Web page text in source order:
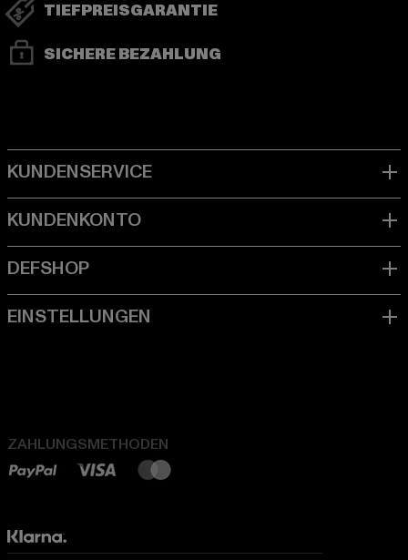
TIEFPREISGARANTIE
SICHERE BEZAHLUNG
ZAHLUNGSMETHODEN